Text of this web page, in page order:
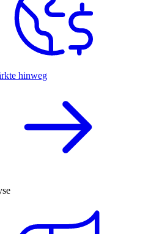
hinweg